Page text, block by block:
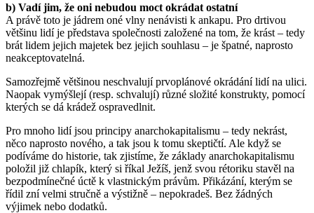
b) Vadí jim, že oni nebudou moct okrádat ostatní
A právě toto je jádrem oné vlny nenávisti k ankapu. Pro drtivou
většinu lidí je představa společnosti založené na tom, že krást – tedy
brát lidem jejich majetek bez jejich souhlasu – je špatné, naprosto
neakceptovatelná.
Samozřejmě většinou neschvalují prvoplánové okrádání lidí na ulici.
Naopak vymýšlejí (resp. schvalují) různé složité konstrukty, pomocí
kterých se dá krádež ospravedlnit.
Pro mnoho lidí jsou principy anarchokapitalismu – tedy nekrást,
něco naprosto nového, a tak jsou k tomu skeptičtí. Ale když se
podíváme do historie, tak zjistíme, že základy anarchokapitalismu
položil již chlapík, který si říkal Ježíš, jenž svou rétoriku stavěl na
bezpodmínečné úctě k vlastnickým právům. Přikázání, kterým se
řídil zní velmi stručně a výstižně – nepokradeš. Bez žádných
výjimek nebo dodatků.